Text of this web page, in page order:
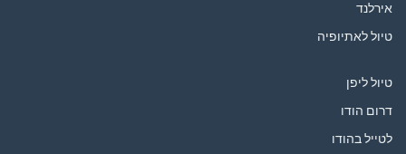
אירלנד
טיול לאתיופיה
טיול ליפן
דרום הודו
לטייל בהודו